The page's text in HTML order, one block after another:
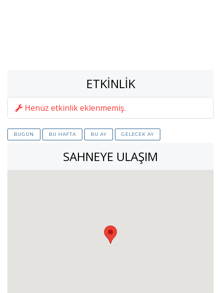
ETKINLIK
Henüz etkinlik eklenmemiş.
BUGÜN BU HAFTA BU AY GELECEK AY
SAHNEYE ULAŞIM